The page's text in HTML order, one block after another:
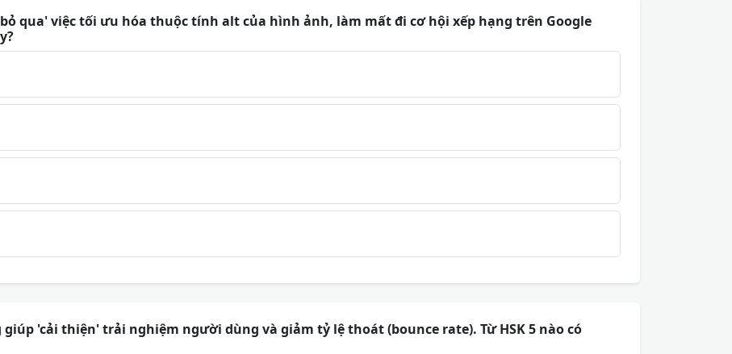
qua' việc tối ưu hóa thuộc tính alt của hình ảnh, làm mất đi cơ hội xếp hạng trên Google
'cải thiện' trải nghiệm người dùng và giảm tỷ lệ thoát (bounce rate). Từ HSK 5 nào có